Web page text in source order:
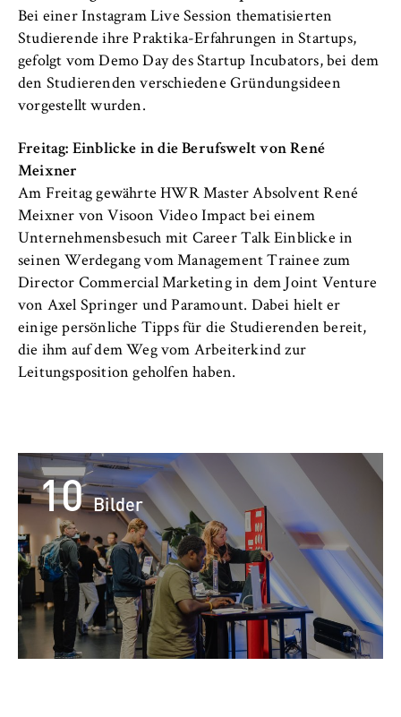
Bei einer Instagram Live Session thematisierten
Studierende ihre Praktika-Erfahrungen in Startups,
gefolgt vom Demo Day des Startup Incubators, bei dem
den Studierenden verschiedene Gründungsideen
vorgestellt wurden.
Freitag: Einblicke in die Berufswelt von René
Meixner
Am Freitag gewährte HWR Master Absolvent René
Meixner von Visoon Video Impact bei einem
Unternehmensbesuch mit Career Talk Einblicke in
seinen Werdegang vom Management Trainee zum
Director Commercial Marketing in dem Joint Venture
von Axel Springer und Paramount. Dabei hielt er
einige persönliche Tipps für die Studierenden bereit,
die ihm auf dem Weg vom Arbeiterkind zur
Leitungsposition geholfen haben.
10Bilder
VISITOR_INFO1_LIVE, YSC, yt-remote-
connected-devices
Anbieter:
Google Ireland Limited
Erlaubt das Anzeigen und Abspielen von
eingebetteten YouTube-Videos, wobei Daten
an Google übertragen und Cookies gesetzt
werden.
Cookie Laufzeit:
bis zu 2 Jahre
STATISTIK
Matomo
Anbieter:
Matomo
Zweck:
Ermöglicht die anonyme Analyse Ihres
Nutzerverhaltens auf unserer Website, um
unser Angebot fortlaufend zu verbessern.
Hierzu werden Cookies gesetzt, die uns
helfen zu verstehen, welche Seiten am
häufigsten besucht werden.